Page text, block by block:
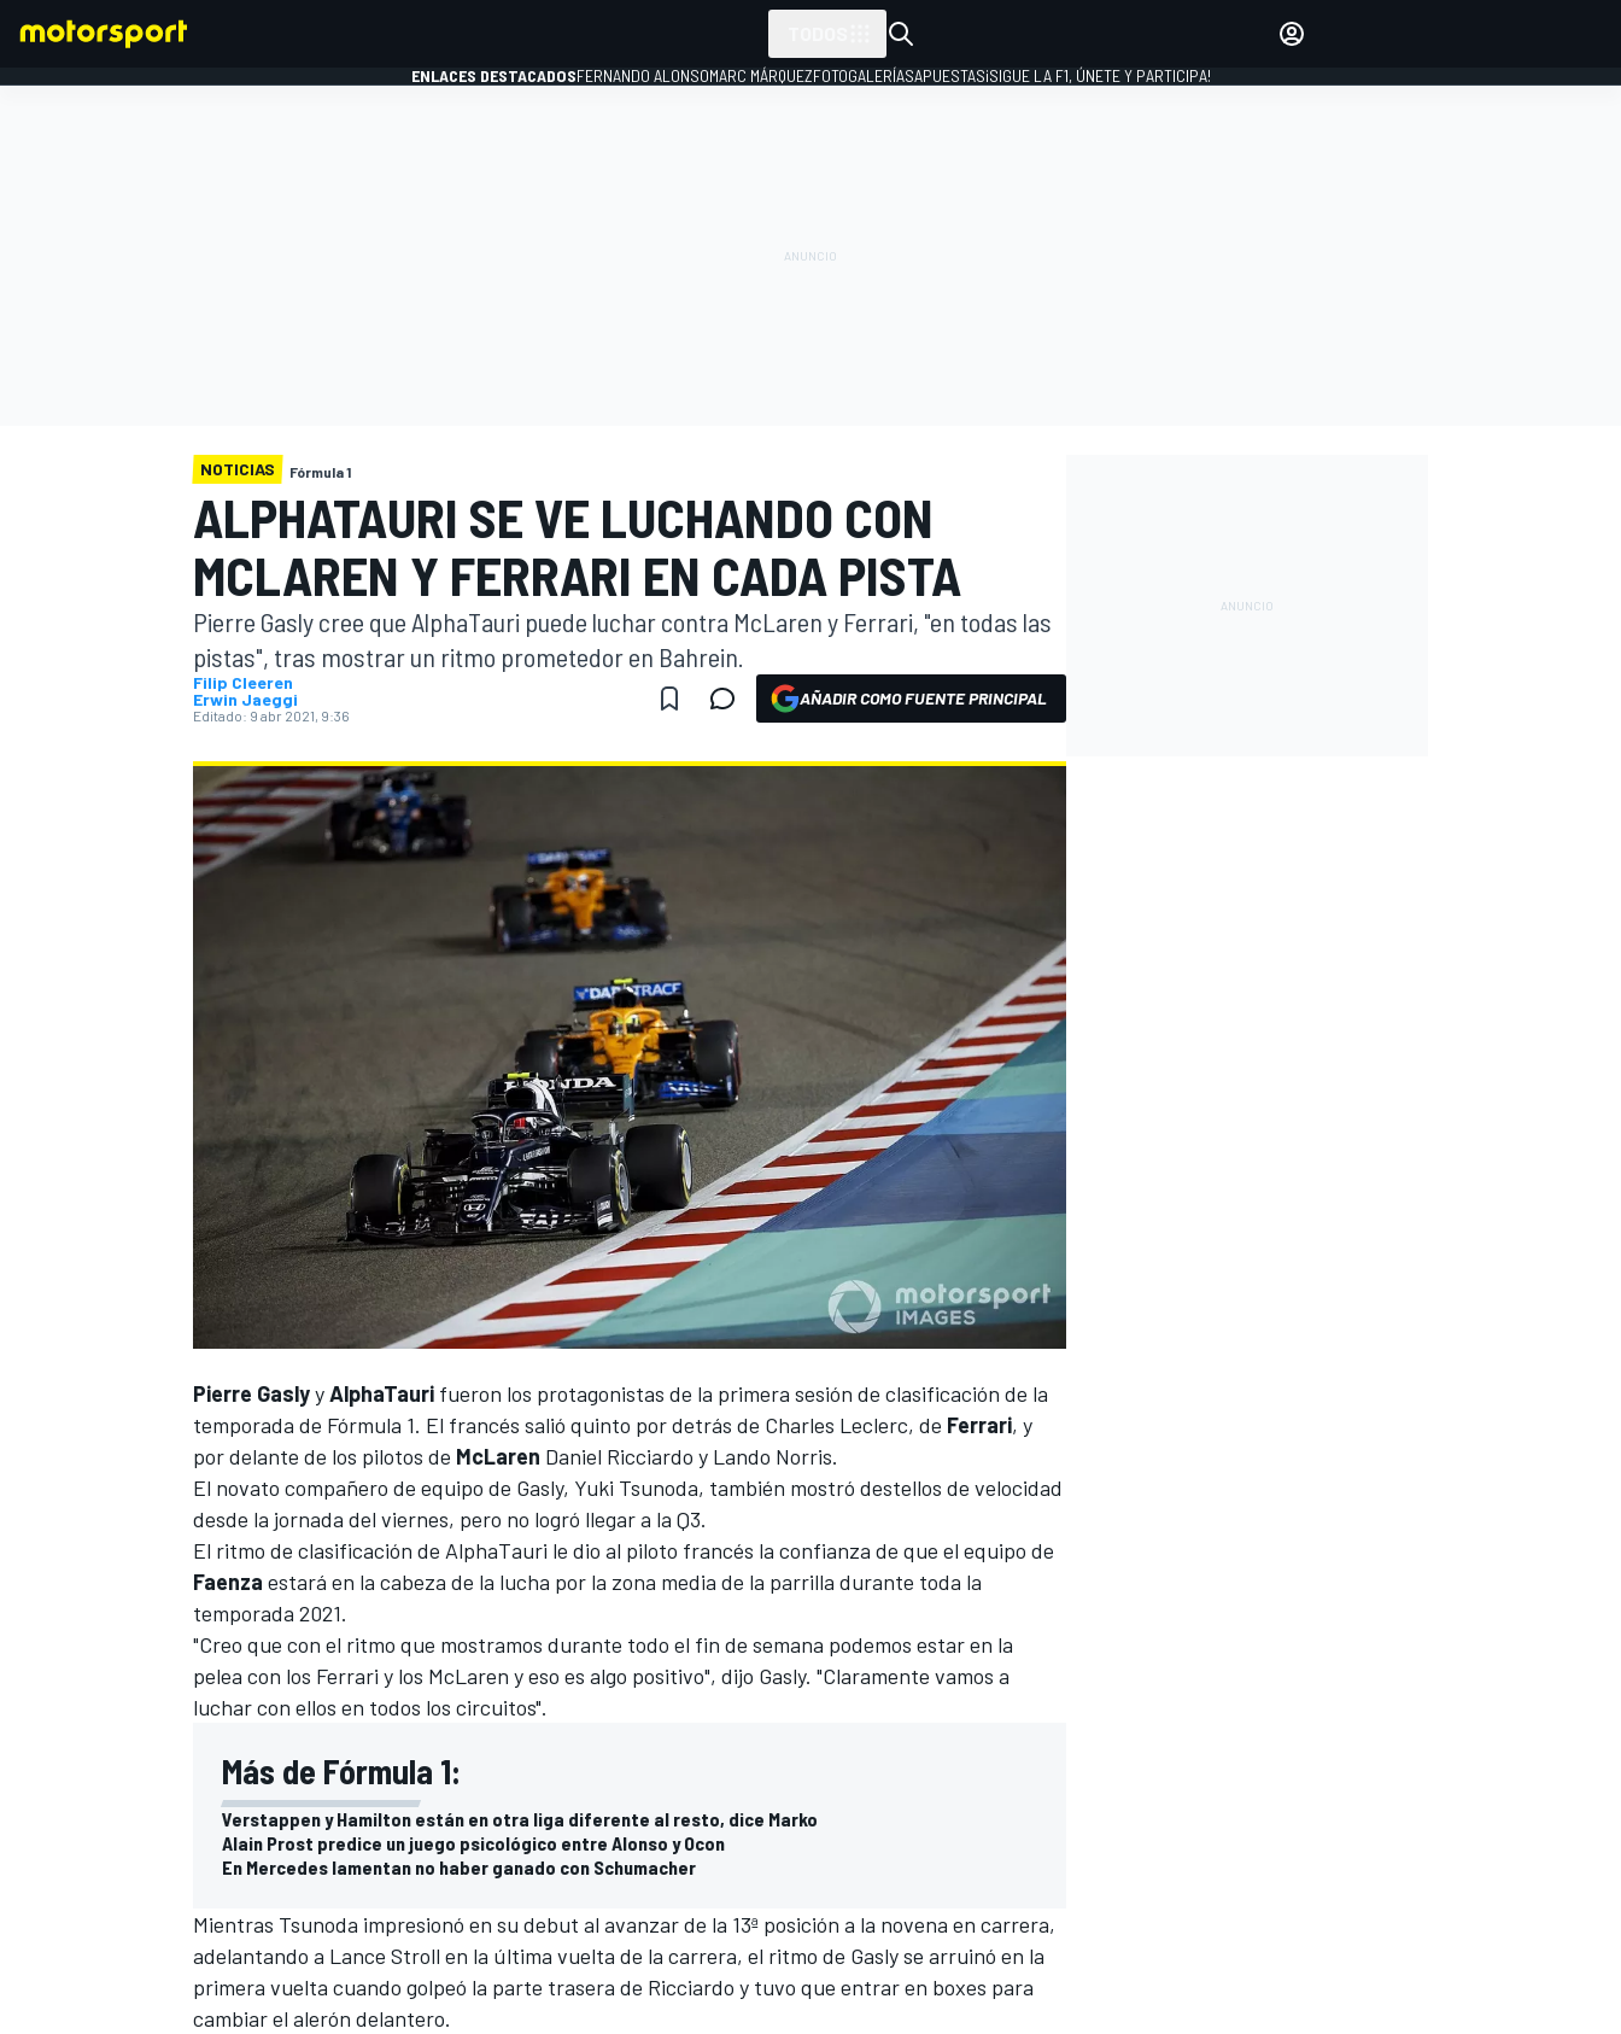
FÓRMULA E
ENLACES DESTACADOSFERNANDO ALONSOMARC MÁRQUEZFOTOGALERÍASAPUESTAS¡SIGUE LA F1, ÚNETE Y PARTICIPA!
NOTICIAS Fórmula 1
ALPHATAURI SE VE LUCHANDO CON
MCLAREN Y FERRARI EN CADA PISTA
Pierre Gasly cree que AlphaTauri puede luchar contra McLaren y Ferrari, "en todas las
pistas", tras mostrar un ritmo prometedor en Bahrein.
Filip Cleeren
Erwin Jaeggi
Editado: 9 abr 2021, 9:36
AÑADIR COMO FUENTE PRINCIPAL
Pierre GaslyyAlphaTauri fueron los protagonistas de la primera sesión de clasificación de la
temporada de Fórmula 1. El francés salió quinto por detrás de Charles Leclerc, de Ferrari, y
por delante de los pilotos de McLaren Daniel Ricciardo y Lando Norris.
El novato compañero de equipo de Gasly, Yuki Tsunoda, también mostró destellos de velocidad
desde la jornada del viernes, pero no logró llegar a la Q3.
El ritmo de clasificación de AlphaTauri le dio al piloto francés la confianza de que el equipo de
Faenza estará en la cabeza de la lucha por la zona media de la parrilla durante toda la
temporada 2021.
"Creo que con el ritmo que mostramos durante todo el fin de semana podemos estar en la
pelea con los Ferrari y los McLaren y eso es algo positivo", dijo Gasly. "Claramente vamos a
luchar con ellos en todos los circuitos".
Más de Fórmula 1:
Verstappen y Hamilton están en otra liga diferente al resto, dice Marko
Alain Prost predice un juego psicológico entre Alonso y Ocon
En Mercedes lamentan no haber ganado con Schumacher
Mientras Tsunoda impresionó en su debut al avanzar de la 13ª posición a la novena en carrera,
adelantando a Lance Stroll en la última vuelta de la carrera, el ritmo de Gasly se arruinó en la
primera vuelta cuando golpeó la parte trasera de Ricciardo y tuvo que entrar en boxes para
cambiar el alerón delantero.